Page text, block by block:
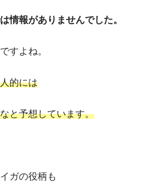
情報がありませんでした。
すよね。
的には
と予想しています。
ガの役柄も